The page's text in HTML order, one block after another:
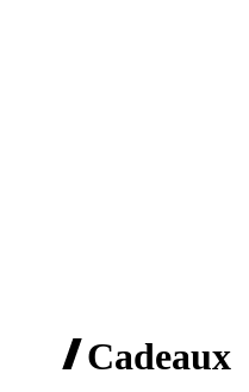
Cadeaux